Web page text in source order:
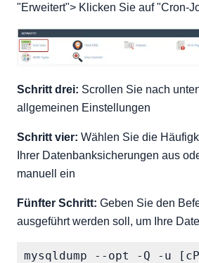
"Erweitert"> Klicken Sie auf "Cron-
Schritt drei: Scrollen Sie nach
allgemeinen Einstellungen
Schritt vier: Wählen Sie die
Ihrer Datenbanksicherungen aus
manuell ein
Fünfter Schritt: Geben Sie den
ausgeführt werden soll, um Ihre